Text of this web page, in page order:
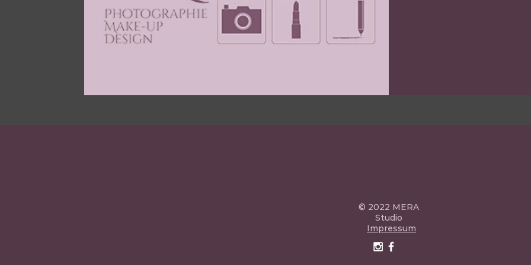
© 2022 MERA
Studio
Impressum